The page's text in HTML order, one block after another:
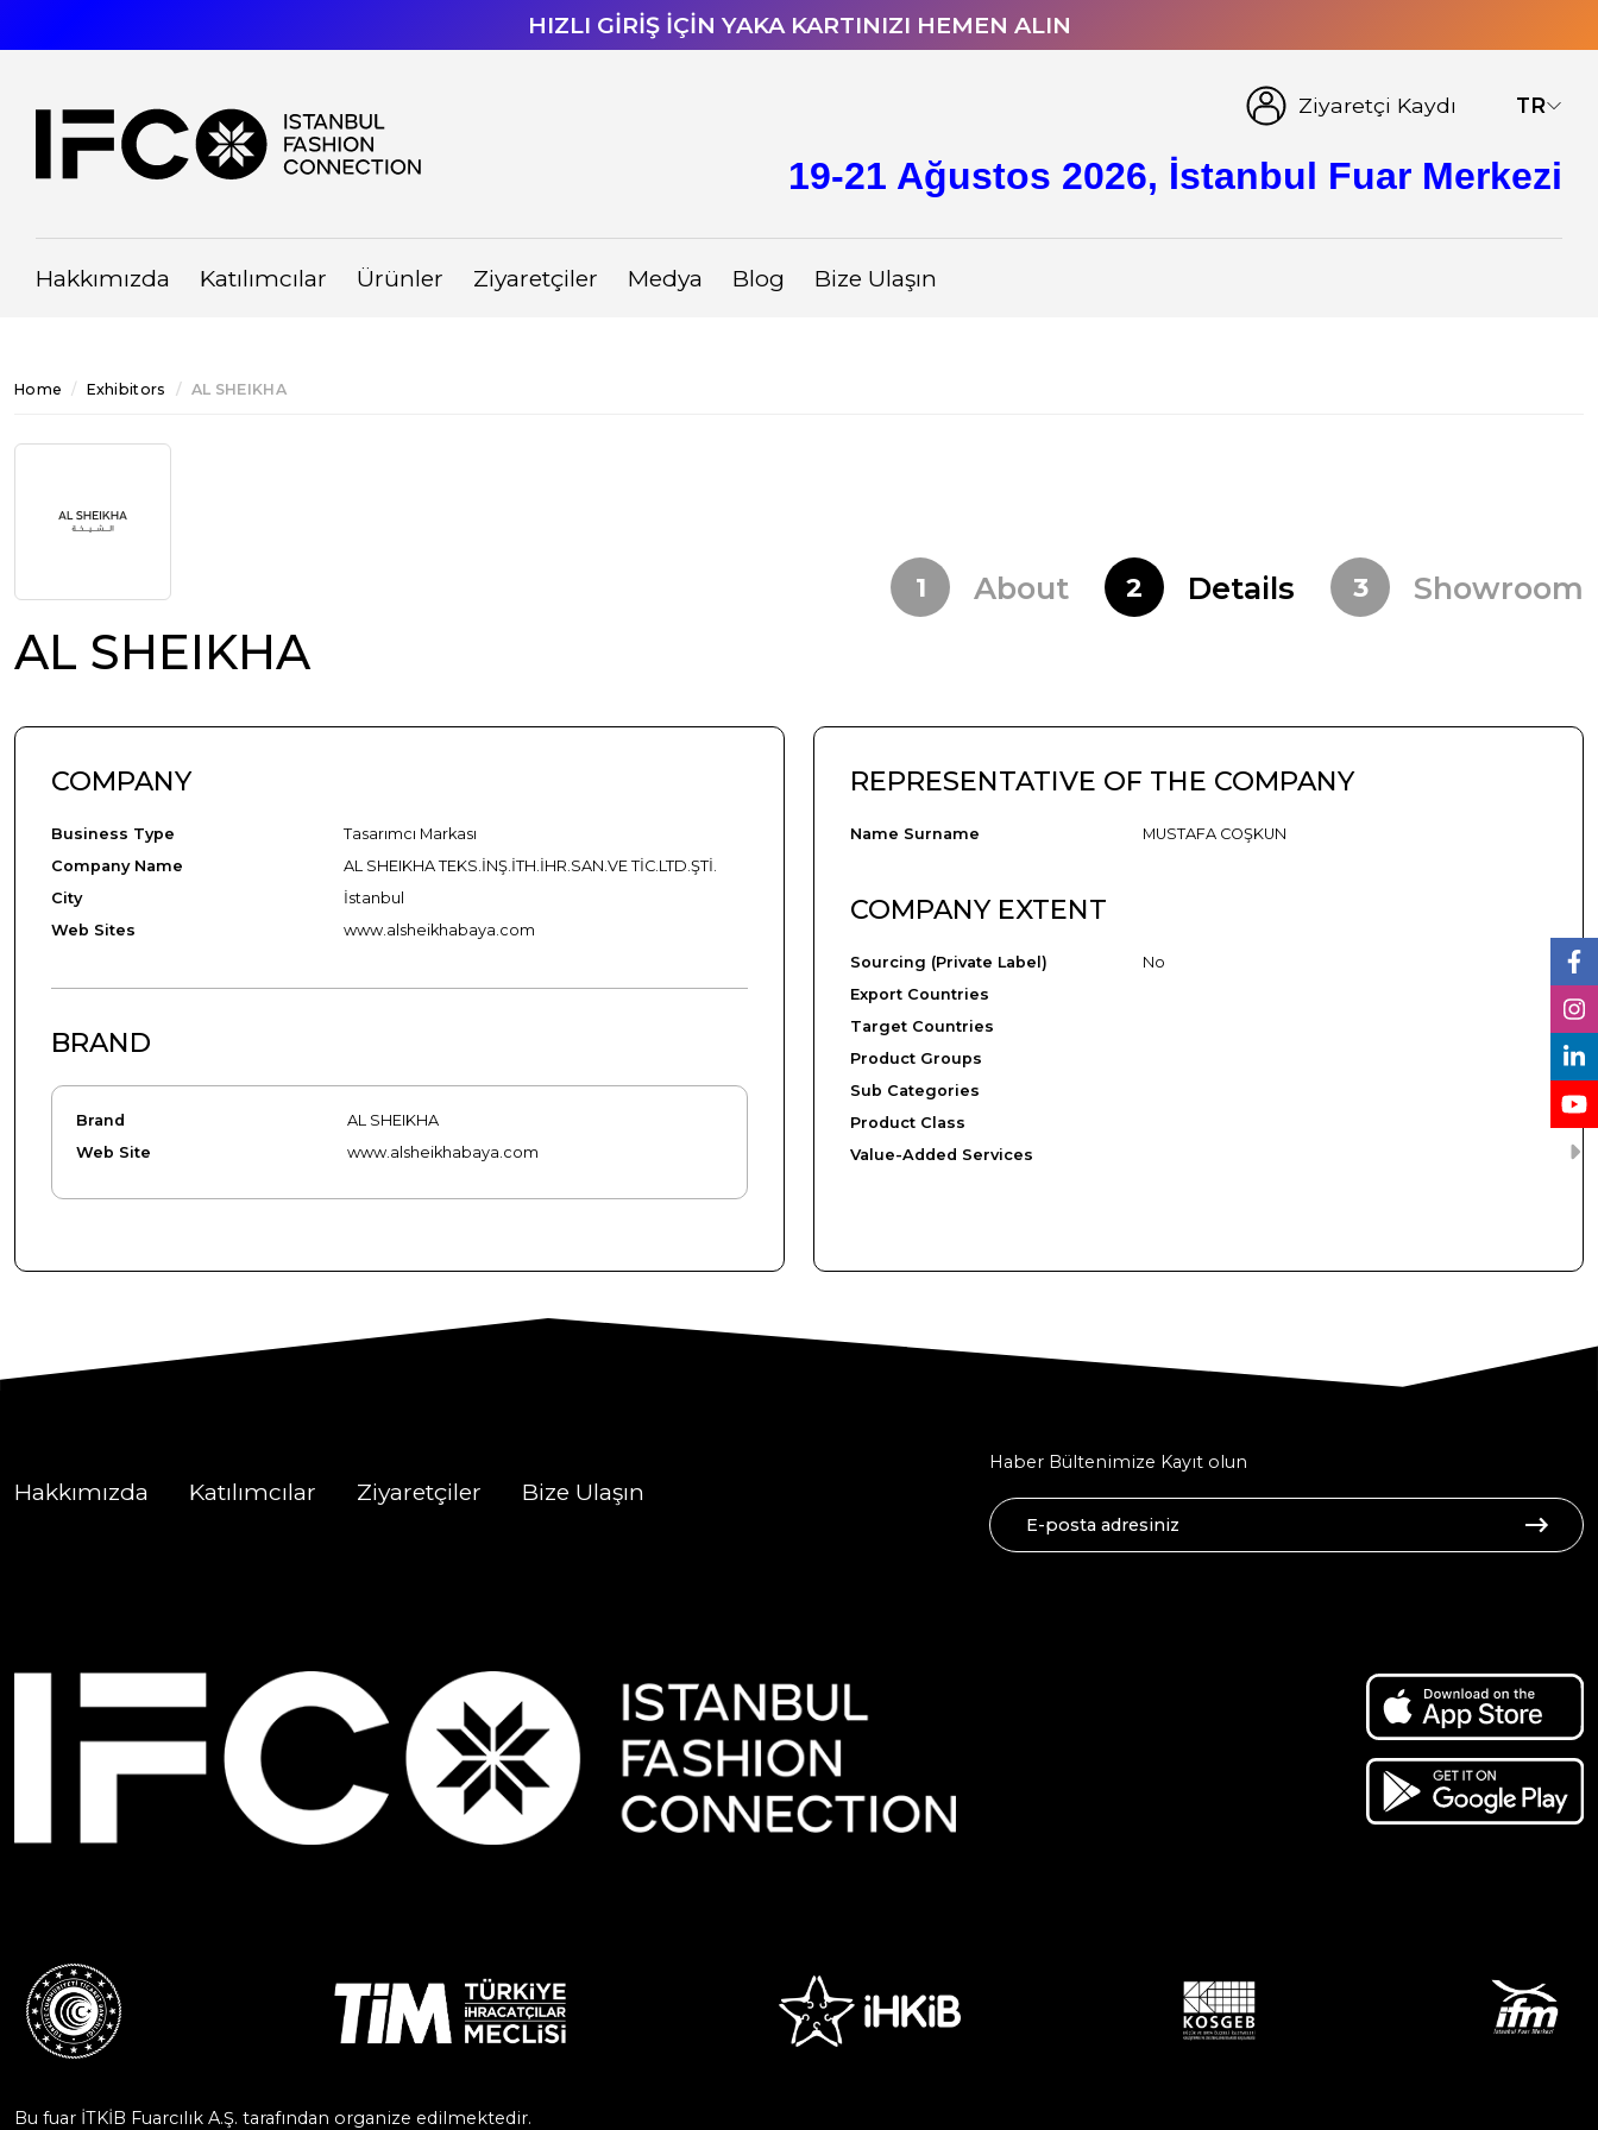
HIZLI GİRİŞ İÇİN YAKA KARTINIZI HEMEN ALIN
Ziyaretçi Kaydı TR
19-21 Ağustos 2026, İstanbul Fuar Merkezi
Hakkımızda Katılımcılar Ürünler Ziyaretçiler Medya Blog Bize Ulaşın
Home Exhibitors AL SHEIKHA
AL SHEIKHA
1 About 2 Details 3 Showroom
COMPANY
Business Type
Tasarımcı Markası
Company Name
AL SHEIKHA TEKS.İNŞ.İTH.İHR.SAN.VE TİC.LTD.ŞTİ.
City
İstanbul
Web Sites
www.alsheikhabaya.com
BRAND
Brand
AL SHEIKHA
Web Site
www.alsheikhabaya.com
REPRESENTATIVE OF THE COMPANY
Name Surname MUSTAFA COŞKUN
COMPANY EXTENT
Sourcing (Private Label)
No
Export Countries
Target Countries
Product Groups
Sub Categories
Product Class
Value-Added Services
Hakkımızda Katılımcılar Ziyaretçiler Bize Ulaşın
Haber Bültenimize Kayıt olun
Bu fuar İTKİB Fuarcılık A.Ş. tarafından organize edilmektedir.